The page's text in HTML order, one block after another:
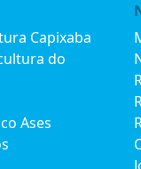
Capixaba
do
Ases